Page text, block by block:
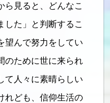
見ると、どんなこ
した」と判断するこ
望んで努力をしてい
のために世に来られ
て人々に素晴らしい
れども、信仰生活の